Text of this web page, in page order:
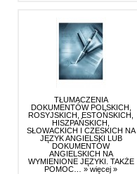
TŁUMACZENIA
DOKUMENTÓW POLSKICH,
ROSYJSKICH, ESTOŃSKICH,
HISZPAŃSKICH,
SŁOWACKICH I CZESKICH NA
JĘZYK ANGIELSKI LUB
DOKUMENTÓW
ANGIELSKICH NA
WYMIENIONE JĘZYKI. TAKŻE
POMOC… » więcej »